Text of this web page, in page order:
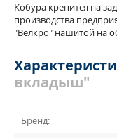
Кобура крепится на
производства
"Велкро" нашитой на
вкладыш"
Бренд: